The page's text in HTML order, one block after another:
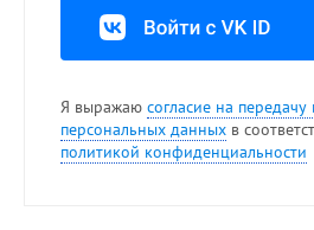
Я выражаю согласие на
персональных данных в
политикой конфиденциальности